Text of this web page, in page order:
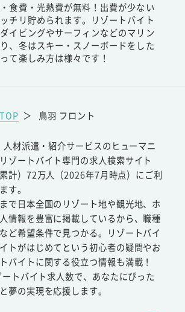
食費・光熱費が無料！出費が少ない
チリ貯められます。リゾートバイト
イビングやサーフィンなどのマリン
、冬はスキー・スノーボードをした
て楽しみ方は様々です！
＞ 鳥羽 フロント
材派遣・紹介サービスのヒューマニ
ゾートバイト専門の求人検索サイト
計）72万人（2026年7月時点）にご利
す。
で日本全国のリゾート地や観光地、ホ
情報を豊富に掲載しているから、職種
ど希望条件で見つかる。リゾートバイ
トがはじめてという初心者の疑問やお
バイトに関する役立つ情報も満載！
トバイト求人数で、あなたにぴった
夢の実現を応援します。